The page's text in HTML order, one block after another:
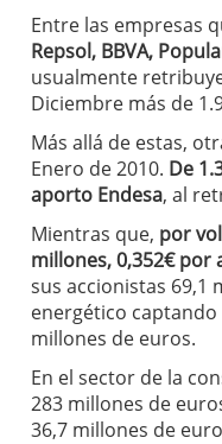
Entre las empresas
Repsol, BBVA,
usualmente
Diciembre más de
Más allá de estas,
Enero de 2010. De
aporto Endesa, al
Mientras que, por
millones, 0,352€ por
sus accionistas 69,1
energético captando
millones de euros.
En el sector de la
283 millones de
36,7 millones de